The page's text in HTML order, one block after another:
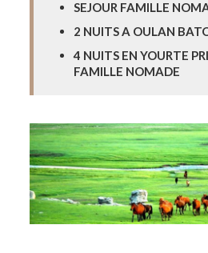
SEJOUR FAMILLE
2 NUITS A OULAN
4 NUITS EN YOURTE
FAMILLE NOMADE